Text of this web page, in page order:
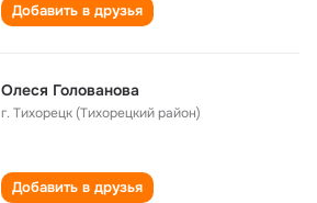
Добавить в друзья
Олеся Голованова
г. Тихорецк (Тихорецкий район)
Добавить в друзья